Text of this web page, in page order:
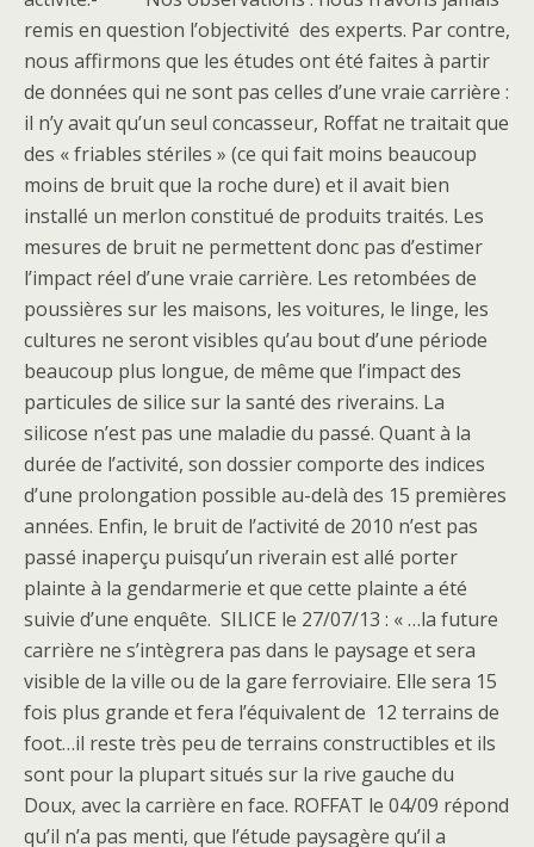
remis en question l’objectivité des experts. Par contre,
nous affirmons que les études ont été faites à partir
de données qui ne sont pas celles d’une vraie carrière :
il n’y avait qu’un seul concasseur, Roffat ne traitait que
des « friables stériles » (ce qui fait moins beaucoup
moins de bruit que la roche dure) et il avait bien
installé un merlon constitué de produits traités. Les
mesures de bruit ne permettent donc pas d’estimer
l’impact réel d’une vraie carrière. Les retombées de
poussières sur les maisons, les voitures, le linge, les
cultures ne seront visibles qu’au bout d’une période
beaucoup plus longue, de même que l’impact des
particules de silice sur la santé des riverains. La
silicose n’est pas une maladie du passé. Quant à la
durée de l’activité, son dossier comporte des indices
d’une prolongation possible au-delà des 15 premières
années. Enfin, le bruit de l’activité de 2010 n’est pas
passé inaperçu puisqu’un riverain est allé porter
plainte à la gendarmerie et que cette plainte a été
suivie d’une enquête. SILICE le 27/07/13 : « …la future
carrière ne s’intègrera pas dans le paysage et sera
visible de la ville ou de la gare ferroviaire. Elle sera 15
fois plus grande et fera l’équivalent de 12 terrains de
foot…il reste très peu de terrains constructibles et ils
sont pour la plupart situés sur la rive gauche du
Doux, avec la carrière en face. ROFFAT le 04/09 répond
qu’il n’a pas menti, que l’étude paysagère qu’il a